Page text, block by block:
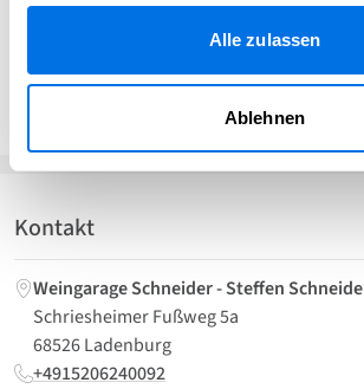
Alle zulassen
Ablehnen
©Weingarage Schneider - Steffen Schneider/
Website besuchen
Kontakt
Weingarage Schneider - Steffen
Schriesheimer Fußweg 5a
68526 Ladenburg
+4915206240092